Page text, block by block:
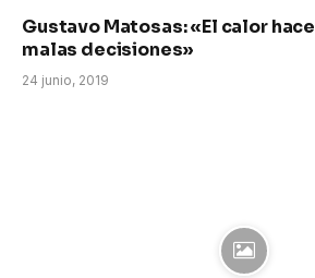
Gustavo Matosas: «El calor
malas decisiones»
24 junio, 2019